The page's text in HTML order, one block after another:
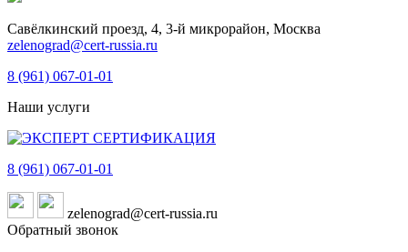
Савёлкинский проезд, 4, 3-й микрорайон, Москва
zelenograd@cert-russia.ru
8 (961) 067-01-01
Наши услуги
8 (961) 067-01-01
zelenograd@cert-russia.ru
Обратный звонок